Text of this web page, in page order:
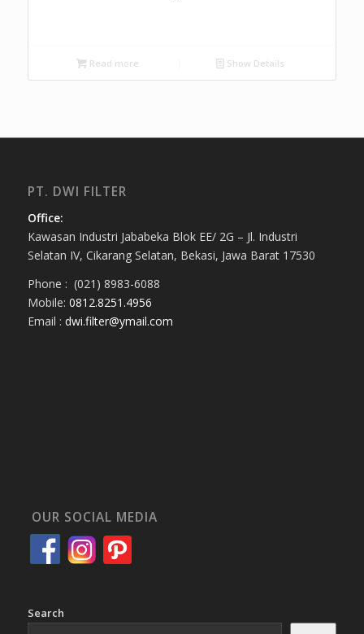
Read more Show Details
PT. DWI FILTER
Office:
Kawasan Industri Jababeka Blok EE/ 2G – Jl. Industri
Selatan IV, Cikarang Selatan, Bekasi, Jawa Barat 17530
Phone : (021) 8983-6088
Mobile: 0812.8251.4956
Email : dwi.filter@ymail.com
OUR SOCIAL MEDIA
Search